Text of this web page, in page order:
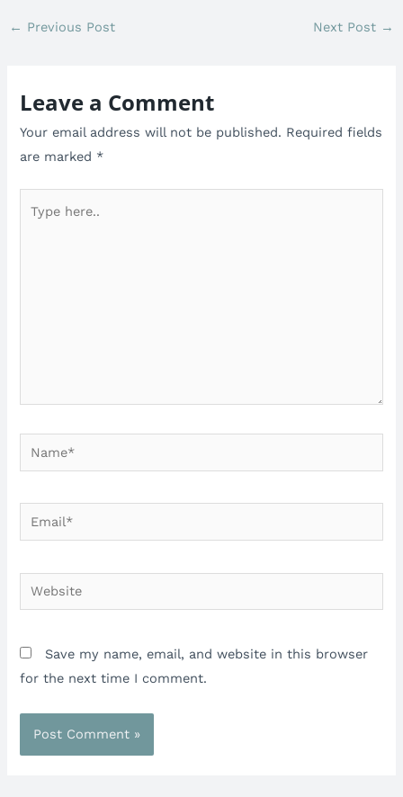
← Previous Post Next Post →
Leave a Comment
Your email address will not be published. Required fields
are marked *
here..
Name*
Email*
Website
Save my name, email, and website in this browser
for the next time I comment.